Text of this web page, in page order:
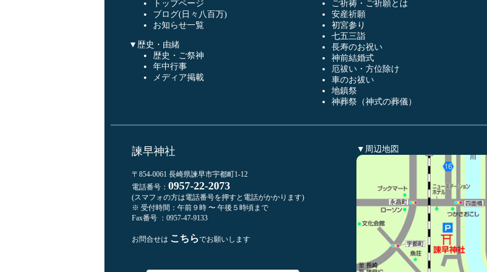
トップページ
ブログ(日々八百万)
お知らせ一覧
▼歴史・由緒
歴史・ご祭神
年中行事
メディア掲載
ご祈祷・ご祈願とは
安産祈願
初宮参り
七五三詣
長寿のお祝い
神前結婚式
厄祓い・方位除け
車のお祓い
地鎮祭
神葬祭（神式の葬儀）
諫早神社
〒854-0061 長崎県諫早市宇都町1-12
電話番号： 0957-22-2073
(スマフォの方は電話番号を押すと電話がかかります)
※ 受付時間：午前９時 〜 午後５時頃まで
Fax番号 ：0957-47-9133
お問合せは こちらでお願いします
▼周辺地図